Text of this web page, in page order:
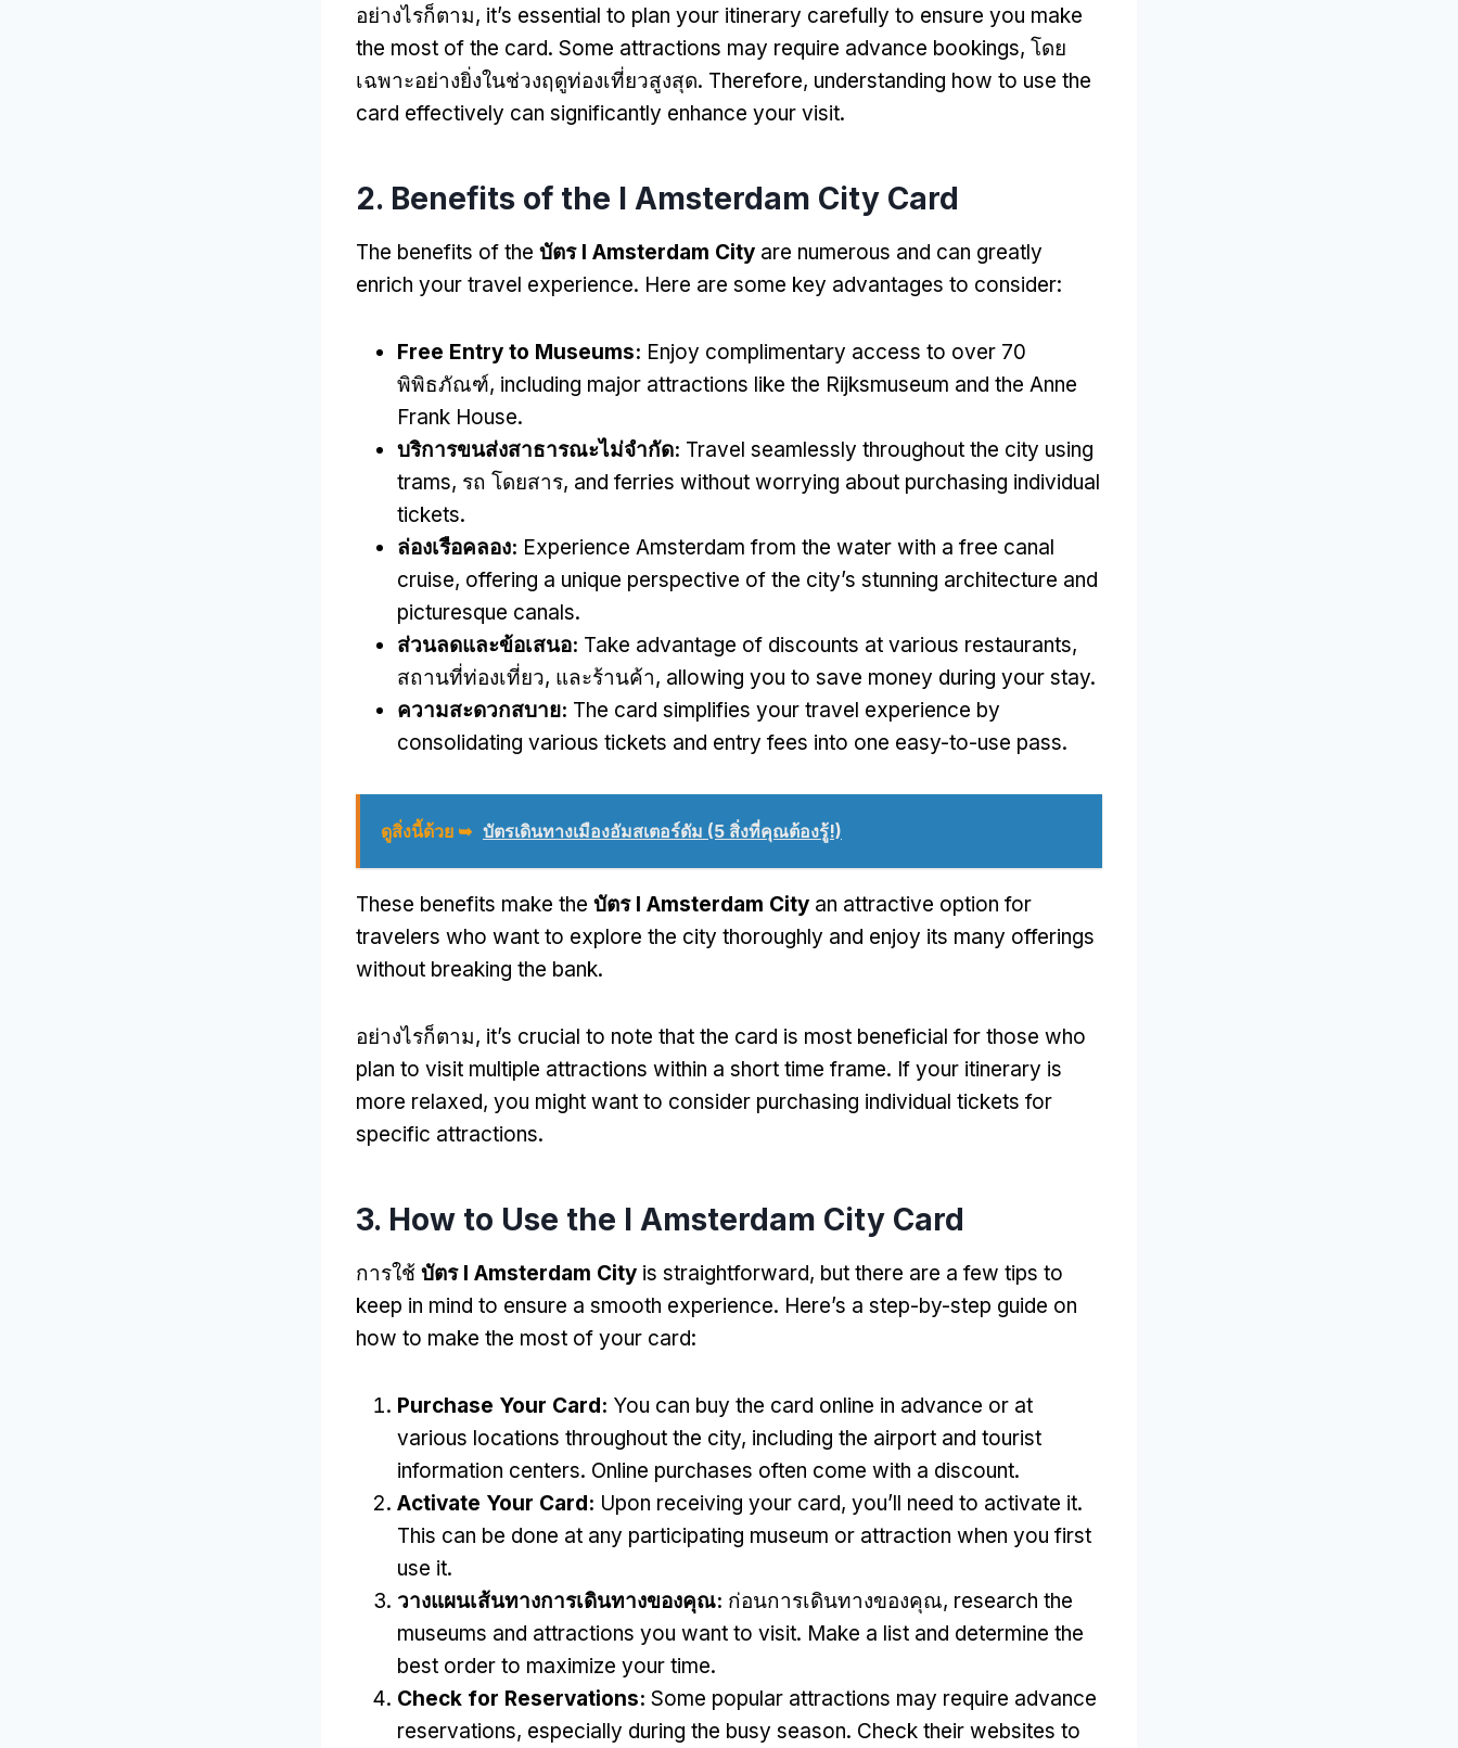
อย่างไรก็ตาม, it’s essential to plan your itinerary carefully to ensure you make
the most of the card. Some attractions may require advance bookings, โดย
เฉพาะอย่างยิ่งในช่วงฤดูท่องเที่ยวสูงสุด. Therefore, understanding how to use the
card effectively can significantly enhance your visit.
2. Benefits of the I Amsterdam City Card
The benefits of the บัตร I Amsterdam City are numerous and can greatly
enrich your travel experience. Here are some key advantages to consider:
Free Entry to Museums: Enjoy complimentary access to over 70
พิพิธภัณฑ์, including major attractions like the Rijksmuseum and the Anne
Frank House.
บริการขนส่งสาธารณะไม่จำกัด: Travel seamlessly throughout the city using
trams, รถ โดยสาร, and ferries without worrying about purchasing individual
tickets.
ล่องเรือคลอง: Experience Amsterdam from the water with a free canal
cruise, offering a unique perspective of the city’s stunning architecture and
picturesque canals.
ส่วนลดและข้อเสนอ: Take advantage of discounts at various restaurants,
สถานที่ท่องเที่ยว, และร้านค้า, allowing you to save money during your stay.
ความสะดวกสบาย: The card simplifies your travel experience by
consolidating various tickets and entry fees into one easy-to-use pass.
ดูสิ่งนี้ด้วย ➥ บัตรเดินทางเมืองอัมสเตอร์ดัม (5 สิ่งที่คุณต้องรู้!)
These benefits make the บัตร I Amsterdam City an attractive option for
travelers who want to explore the city thoroughly and enjoy its many offerings
without breaking the bank.
อย่างไรก็ตาม, it’s crucial to note that the card is most beneficial for those who
plan to visit multiple attractions within a short time frame. If your itinerary is
more relaxed, you might want to consider purchasing individual tickets for
specific attractions.
3. How to Use the I Amsterdam City Card
การใช้ บัตร I Amsterdam City is straightforward, but there are a few tips to
keep in mind to ensure a smooth experience. Here’s a step-by-step guide on
how to make the most of your card:
Purchase Your Card: You can buy the card online in advance or at
various locations throughout the city, including the airport and tourist
information centers. Online purchases often come with a discount.
Activate Your Card: Upon receiving your card, you’ll need to activate it.
This can be done at any participating museum or attraction when you first
use it.
วางแผนเส้นทางการเดินทางของคุณ: ก่อนการเดินทางของคุณ, research the
museums and attractions you want to visit. Make a list and determine the
best order to maximize your time.
Check for Reservations: Some popular attractions may require advance
reservations, especially during the busy season. Check their websites to